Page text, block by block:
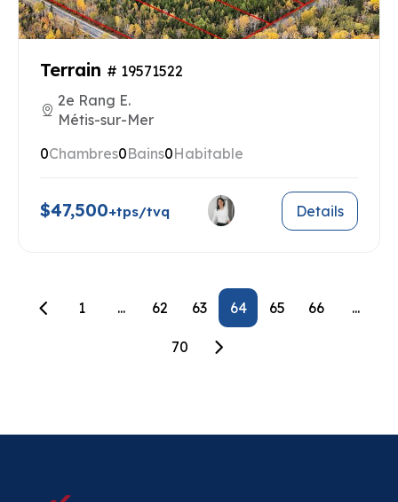
Terrain # 19571522
2e Rang E.
Métis-sur-Mer
0Chambres0Bains0Habitable
$47,500+tps/tvq Details
1 ... 62 63 64 65 66 ...
70